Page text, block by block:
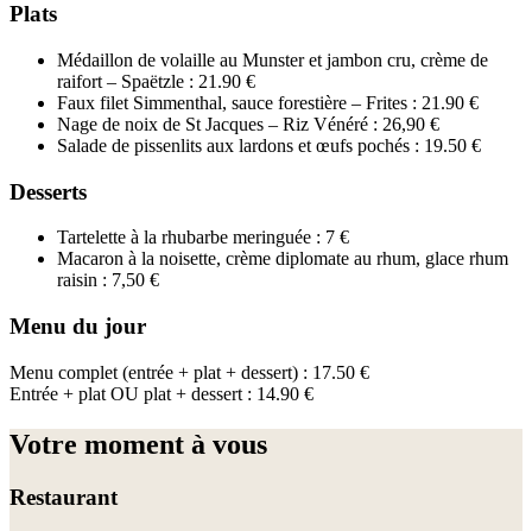
Plats
Médaillon de volaille au Munster et jambon cru, crème de
raifort – Spaëtzle : 21.90 €
Faux filet Simmenthal, sauce forestière – Frites : 21.90 €
Nage de noix de St Jacques – Riz Vénéré : 26,90 €
Salade de pissenlits aux lardons et œufs pochés : 19.50 €
Desserts
Tartelette à la rhubarbe meringuée : 7 €
Macaron à la noisette, crème diplomate au rhum, glace rhum
raisin : 7,50 €
Menu du jour
Menu complet (entrée + plat + dessert) : 17.50 €
Entrée + plat OU plat + dessert : 14.90 €
Votre moment à vous
Restaurant